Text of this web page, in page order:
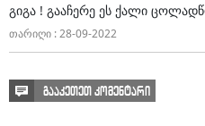
ვისაც ამ ბოდვას აჭმევს, ის
ჩვენთან გასაყოფი არაფერია
ხვდება, მაგრამ ვინც ეს
ძალაუფლებასთან მიკარება
წერს თამარ ჩერგოლეიშვილი.
გიგა ! გააჩერე ეს ქალი
თარიღი : 28-09-2022
გააკეთეთ კომენტარი